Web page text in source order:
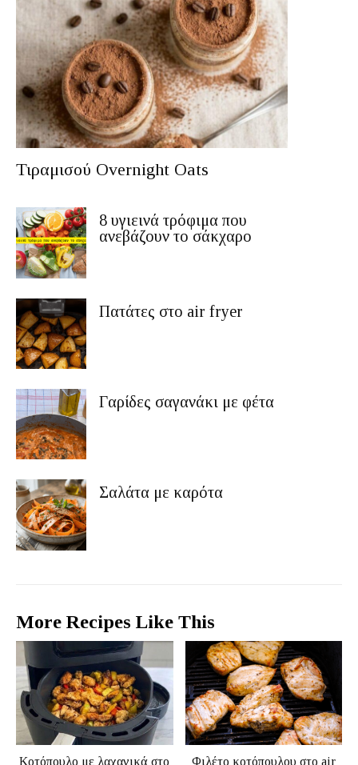
Τιραμισού Overnight Oats
8 υγιεινά τρόφιμα που
ανεβάζουν το σάκχαρο
Πατάτες στο air fryer
Γαρίδες σαγανάκι με φέτα
Σαλάτα με καρότα
More Recipes Like This
Κοτόπουλο με λαχανικά στο
Φιλέτο κοτόπουλου στο air